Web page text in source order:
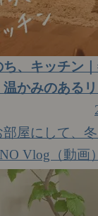
ち、キッチン
かみのあるリ
屋にして、冬
Vlog（動画）